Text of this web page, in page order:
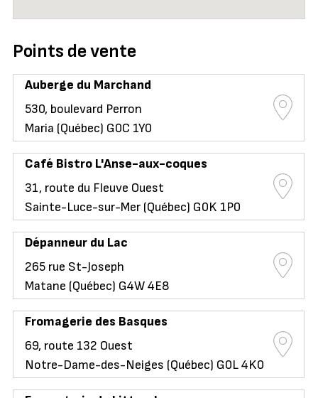
Points de vente
Auberge du Marchand
530, boulevard Perron
Maria (Québec) G0C 1Y0
Café Bistro L'Anse-aux-coques
31, route du Fleuve Ouest
Sainte-Luce-sur-Mer (Québec) G0K 1P0
Dépanneur du Lac
265 rue St-Joseph
Matane (Québec) G4W 4E8
Fromagerie des Basques
69, route 132 Ouest
Notre-Dame-des-Neiges (Québec) G0L 4K0